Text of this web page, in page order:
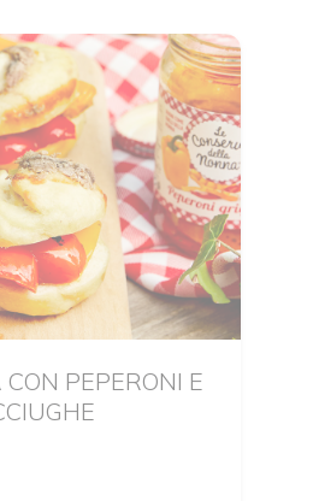
PEPERONI E